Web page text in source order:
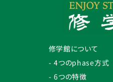
修学館について
4つのphase方式
6つの特徴